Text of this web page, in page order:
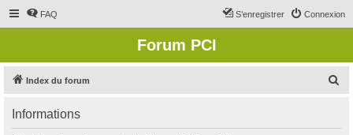
FAQ Connexion
S’enregistrer
Forum PCI
Index du forum
Informations